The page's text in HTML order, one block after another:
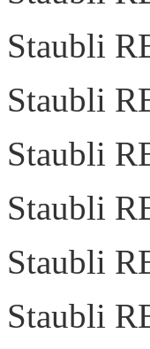
Staubli
Staubli
Staubli
Staubli
Staubli
Staubli